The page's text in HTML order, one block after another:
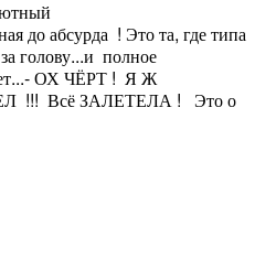
до абсурда ! Это та, где типа
голову...и полное
ОХ ЧЁРТ ! Я Ж
!!! Всё ЗАЛЕТЕЛА ! Это о